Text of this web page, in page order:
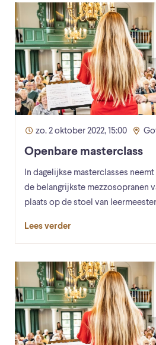
zo. 2 oktober 2022, 15:00
Openbare masterclass
In dagelijkse masterclasses neemt
de belangrijkste mezzosopranen
plaats op de stoel van
Lees verder